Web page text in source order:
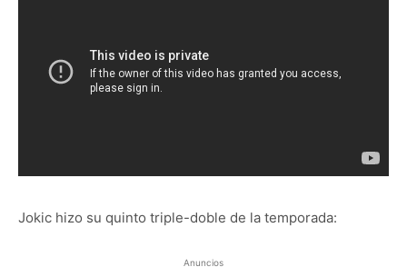
Jokic hizo su quinto triple-doble de la temporada:
Anuncios